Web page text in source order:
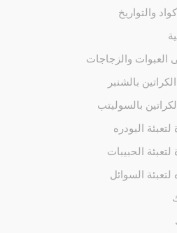
والتواريخ
العبوات والزجاجات
بالشنبر
بالسوليتب
البودره
الحبيبات
السوائل